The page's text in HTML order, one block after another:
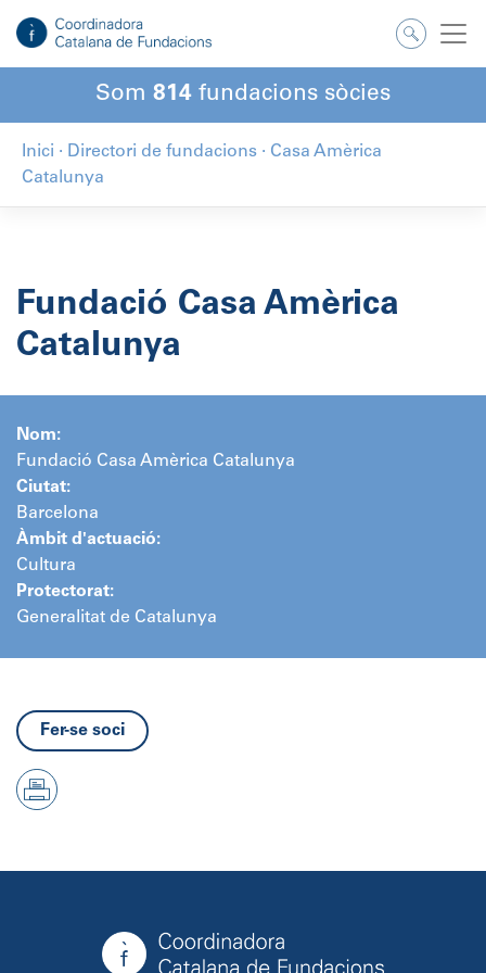
contingut
Som 814 fundacions sòcies
Inici · Directori de fundacions · Casa Amèrica
Catalunya
Fundació Casa Amèrica
Catalunya
Nom:
Fundació Casa Amèrica Catalunya
Ciutat:
Barcelona
Àmbit d'actuació:
Cultura
Protectorat:
Generalitat de Catalunya
Fer-se soci